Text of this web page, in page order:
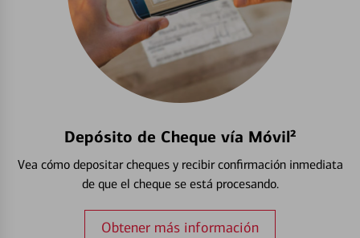
Depósito de Cheque vía Móvil²
Vea cómo depositar cheques y recibir confirmación inmediata
de que el cheque se está procesando.
Obtener más información